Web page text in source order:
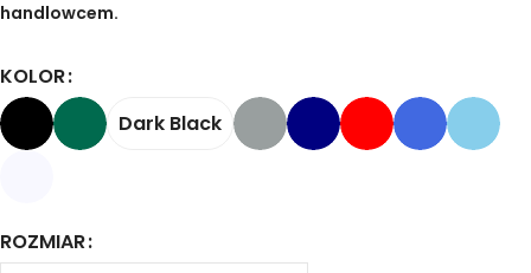
handlowcem.
KOLOR
Dark Black
ROZMIAR